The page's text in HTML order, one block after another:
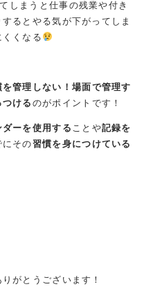
しまうと仕事の残業や付き
るとやる気が下がってしま
くなる
を管理しない！場面で管理す
ける のがポイントです！
ダーを使用する ことや記録を
その習慣を身につけている
がとうございます！